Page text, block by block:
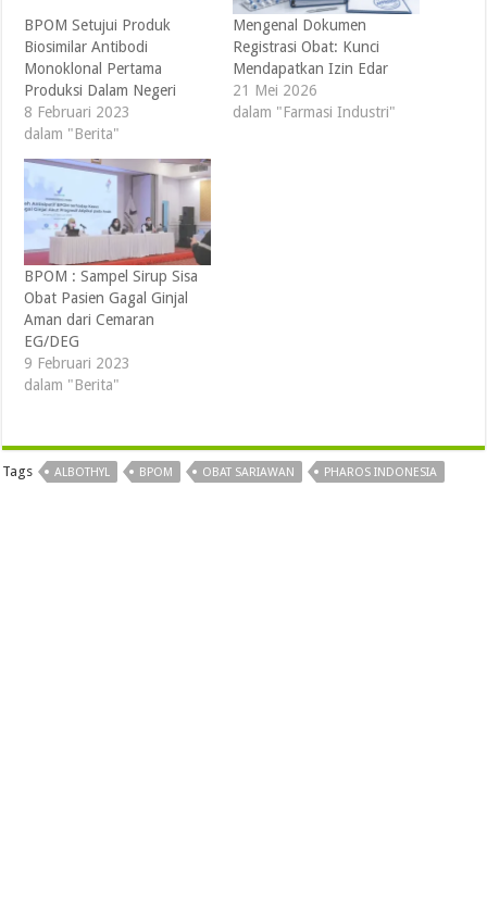
BPOM Setujui Produk
Biosimilar Antibodi
Monoklonal Pertama
Produksi Dalam Negeri
8 Februari 2023
dalam "Berita"
Mengenal Dokumen
Registrasi Obat: Kunci
Mendapatkan Izin Edar
21 Mei 2026
dalam "Farmasi Industri"
BPOM : Sampel Sirup Sisa
Obat Pasien Gagal Ginjal
Aman dari Cemaran
EG/DEG
9 Februari 2023
dalam "Berita"
Tags ALBOTHYL BPOM OBAT SARIAWAN PHAROS INDONESIA